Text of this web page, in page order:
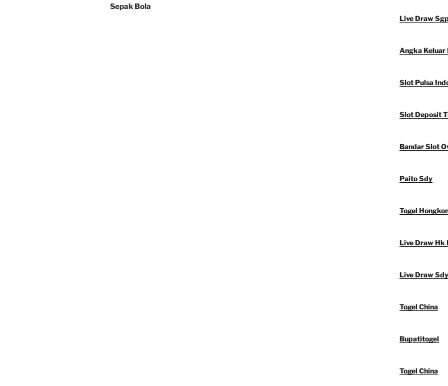
Sepak Bola
Live Draw
Angka Keluar
Slot Pulsa
Slot Deposit
Bandar Slot
Paito Sdy
Togel
Live Draw Hk
Live Draw Sdy
Togel China
Bupatitogel
Togel China